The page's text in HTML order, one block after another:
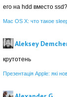
его на hdd вместо ssd?
Mac OS X: что такое
Aleksey
крутотень
Презентація Apple: які